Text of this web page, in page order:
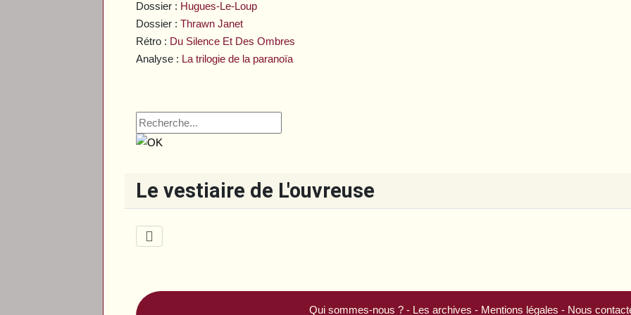
Dossier : Hugues-Le-Loup
Dossier :Thrawn Janet
Rétro : Du Silence Et Des Ombres
Analyse : La trilogie de la paranoïa
Le vestiaire de L'ouvreuse
Qui sommes-nous ?- Les archives - Mentions légales - Nous